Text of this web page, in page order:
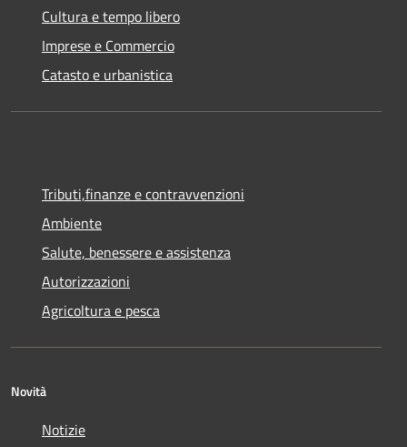
Cultura e tempo libero
Imprese e Commercio
Catasto e urbanistica
Tributi,finanze e contravvenzioni
Ambiente
Salute, benessere e assistenza
Autorizzazioni
Agricoltura e pesca
Novità
Notizie